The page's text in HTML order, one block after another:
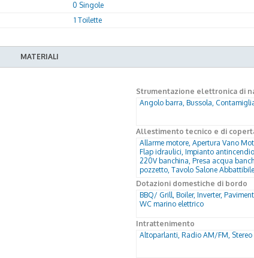
0 Singole
1 Toilette
MATERIALI
Strumentazione elettronica di
Angolo barra, Bussola,
Allestimento tecnico e di
Allarme motore, Apertura Vano
Flap idraulici, Impianto
220V banchina, Presa acqua
pozzetto, Tavolo Salone
Dotazioni domestiche di bordo
BBQ/ Grill, Boiler, Inverter,
WC marino elettrico
Intrattenimento
Altoparlanti, Radio AM/FM, Stereo